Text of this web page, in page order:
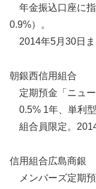
年金振込口座に
0.9%）。
2014年5月30日ま
朝銀西信用組合
定期預金「ニュー
0.5% 1年、単利型
組合員限定。
信用組合広島商銀
メンバーズ定期